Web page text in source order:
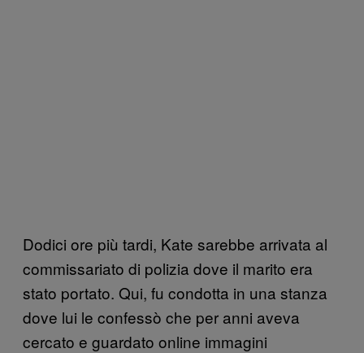
Dodici ore più tardi, Kate sarebbe arrivata al
commissariato di polizia dove il marito era
stato portato. Qui, fu condotta in una stanza
dove lui le confessò che per anni aveva
cercato e guardato online immagini